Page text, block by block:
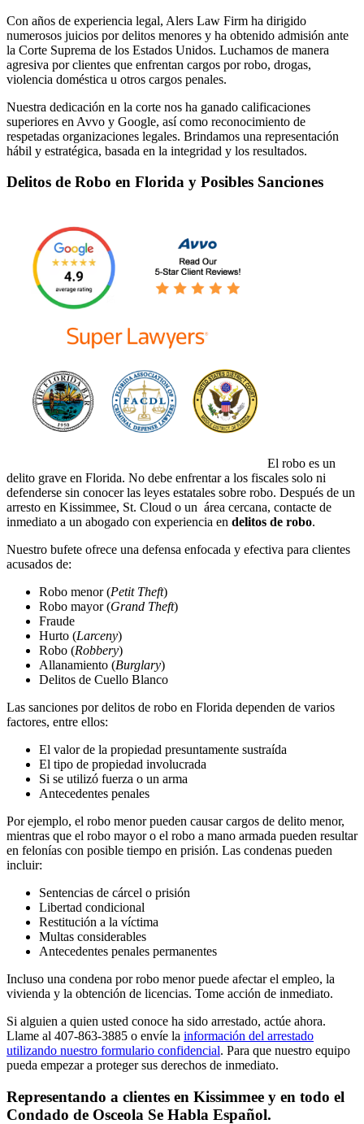
Con años de experiencia legal, Alers Law Firm ha dirigido
numerosos juicios por delitos menores y ha obtenido admisión ante
la Corte Suprema de los Estados Unidos. Luchamos de manera
agresiva por clientes que enfrentan cargos por robo, drogas,
violencia doméstica u otros cargos penales.
Nuestra dedicación en la corte nos ha ganado calificaciones
superiores en Avvo y Google, así como reconocimiento de
respetadas organizaciones legales. Brindamos una representación
hábil y estratégica, basada en la integridad y los resultados.
Delitos de Robo en Florida y Posibles Sanciones
El robo es un
delito grave en Florida. No debe enfrentar a los fiscales solo ni
defenderse sin conocer las leyes estatales sobre robo. Después de un
arresto en Kissimmee, St. Cloud o un área cercana, contacte de
inmediato a un abogado con experiencia en delitos de robo.
Nuestro bufete ofrece una defensa enfocada y efectiva para clientes
acusados de:
Robo menor (Petit Theft)
Robo mayor (Grand Theft)
Fraude
Hurto (Larceny)
Robo (Robbery)
Allanamiento (Burglary)
Delitos de Cuello Blanco
Las sanciones por delitos de robo en Florida dependen de varios
factores, entre ellos:
El valor de la propiedad presuntamente sustraída
El tipo de propiedad involucrada
Si se utilizó fuerza o un arma
Antecedentes penales
Por ejemplo, el robo menor pueden causar cargos de delito menor,
mientras que el robo mayor o el robo a mano armada pueden resultar
en felonías con posible tiempo en prisión. Las condenas pueden
incluir:
Sentencias de cárcel o prisión
Libertad condicional
Restitución a la víctima
Multas considerables
Antecedentes penales permanentes
Incluso una condena por robo menor puede afectar el empleo, la
vivienda y la obtención de licencias. Tome acción de inmediato.
Si alguien a quien usted conoce ha sido arrestado, actúe ahora.
Llame al 407-863-3885 o envíe la información del arrestado
utilizando nuestro formulario confidencial. Para que nuestro equipo
pueda empezar a proteger sus derechos de inmediato.
Representando a clientes en Kissimmee y en todo el
Condado de Osceola Se Habla Español.